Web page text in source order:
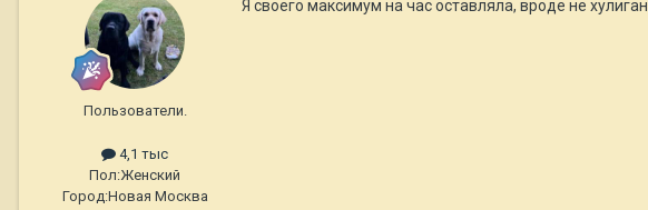
Пользователи.
4,1 тыс
Пол:Женский
Город:Новая Москва
Я своего максимум на час оставляла, вроде не